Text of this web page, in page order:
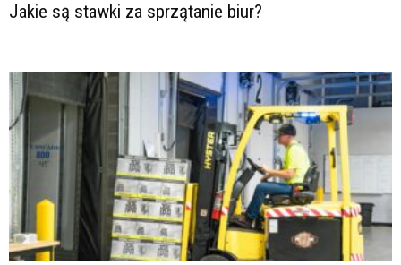
Jakie są stawki za sprzątanie biur?